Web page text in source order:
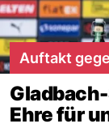
Auftakt
Ehre für